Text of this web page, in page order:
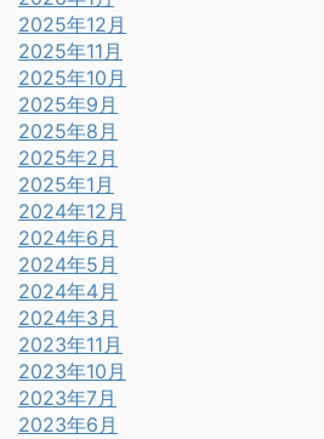
2025年12月
2025年11月
2025年10月
2025年9月
2025年8月
2025年2月
2025年1月
2024年12月
2024年6月
2024年5月
2024年4月
2024年3月
2023年11月
2023年10月
2023年7月
2023年6月